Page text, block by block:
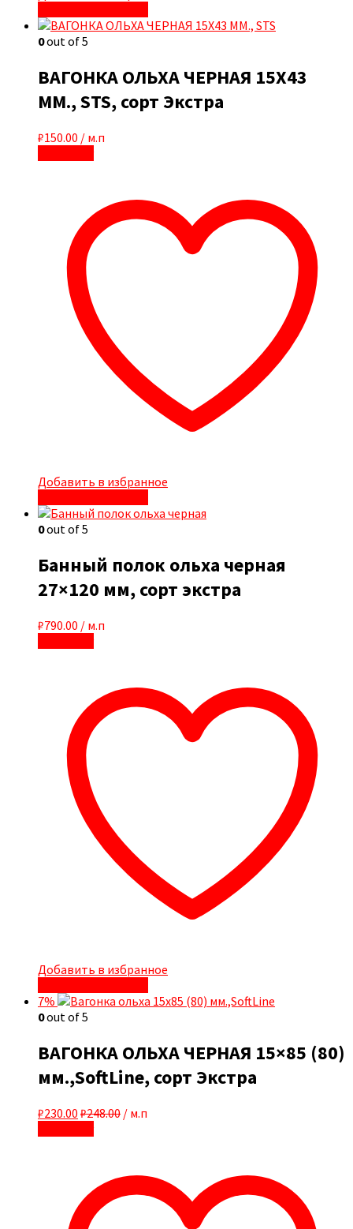
0out of 5
ВАГОНКА ОЛЬХА ЧЕРНАЯ 15Х43
ММ., STS, сорт Экстра
₽150.00 / м.п
Добавить в избранное
0out of 5
Банный полок ольха черная
27×120 мм, сорт экстра
₽790.00 / м.п
Добавить в избранное
7%
0out of 5
ВАГОНКА ОЛЬХА ЧЕРНАЯ 15×85 (80)
мм.,SoftLine, сорт Экстра
₽230.00 ₽248.00 / м.п